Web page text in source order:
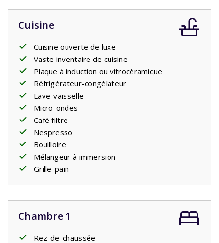
Cuisine
Cuisine ouverte de luxe
Vaste inventaire de cuisine
Plaque à induction ou vitrocéramique
Réfrigérateur-congélateur
Lave-vaisselle
Micro-ondes
Café filtre
Nespresso
Bouilloire
Mélangeur à immersion
Grille-pain
Chambre 1
Rez-de-chaussée